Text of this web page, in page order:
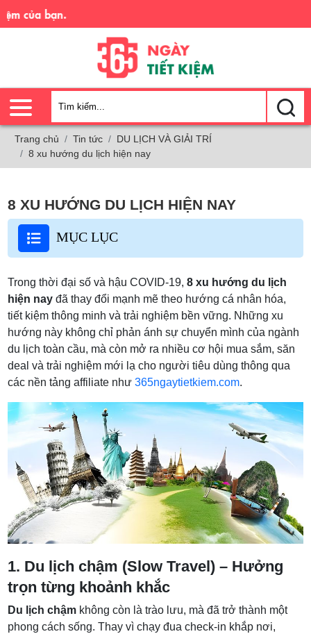
bạn.
Trang chủ Tin tức
DU LỊCH VÀ GIẢI TRÍ
8 xu hướng du lịch hiện nay
8 XU HƯỚNG DU LỊCH HIỆN NAY
MỤC LỤC
Trong thời đại số và hậu COVID-19,8 xu hướng du lịch
hiện nay đã thay đổi mạnh mẽ theo hướng cá nhân hóa,
tiết kiệm thông minh và trải nghiệm bền vững. Những xu
hướng này không chỉ phản ánh sự chuyển mình của ngành
du lịch toàn cầu, mà còn mở ra nhiều cơ hội mua sắm, săn
deal và trải nghiệm mới lạ cho người tiêu dùng thông qua
các nền tảng affiliate như365ngaytietkiem.com.
1. Du lịch chậm (Slow Travel) – Hưởng
trọn từng khoảnh khắc
Du lịch chậm không còn là trào lưu, mà đã trở thành một
phong cách sống. Thay vì chạy đua check-in khắp nơi,